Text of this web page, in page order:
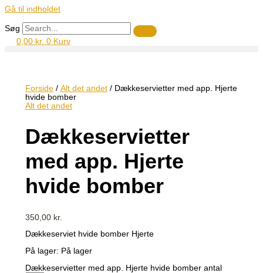
Gå til indholdet
Søg
0,00 kr. 0 Kurv
Forside/ Alt det andet/ Dækkeservietter med app. Hjerte
hvide bomber
Alt det andet
Dækkeservietter
med app. Hjerte
hvide bomber
350,00 kr.
Dækkeserviet hvide bomber Hjerte
På lager: På lager
Dækkeservietter med app. Hjerte hvide bomber antal